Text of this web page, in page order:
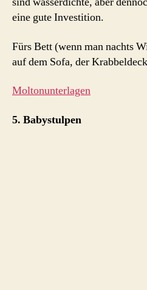
eine gute Investition.
Fürs Bett (wenn man nachts
auf dem Sofa, der
Moltonunterlagen
5. Babystulpen